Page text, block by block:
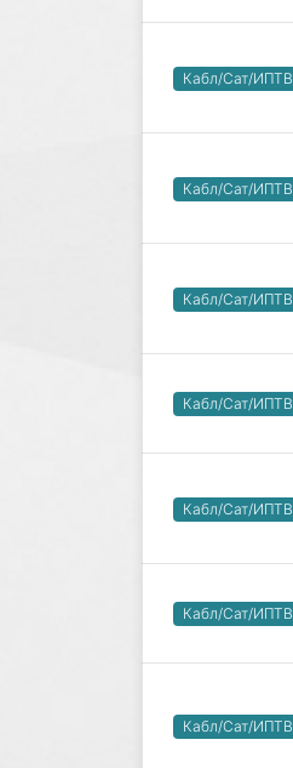
Кабл/Сат/ИПТВ
Кабл/Сат/ИПТВ
Кабл/Сат/ИПТВ
Кабл/Сат/ИПТВ
Кабл/Сат/ИПТВ
Кабл/Сат/ИПТВ
Кабл/Сат/ИПТВ